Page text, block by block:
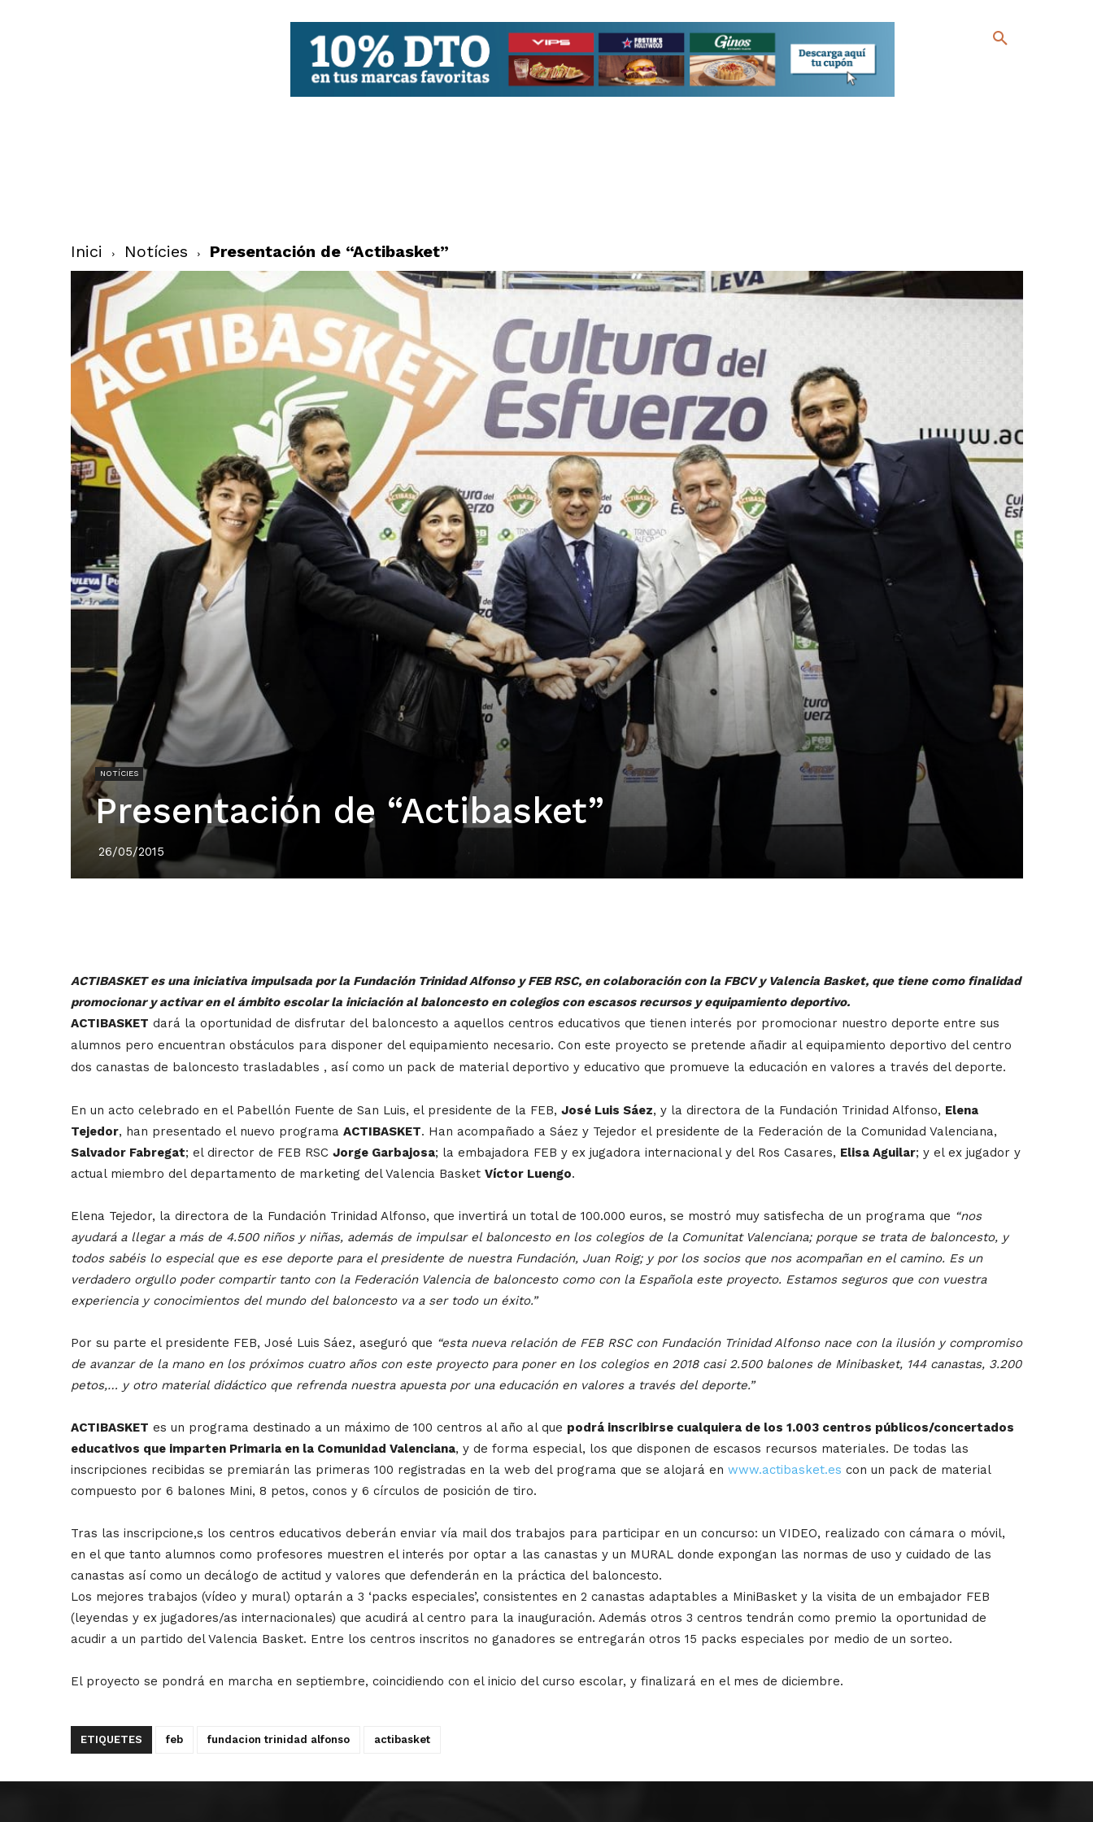
Inici Notícies Presentación de “Actibasket”
NOTÍCIES
Presentación de “Actibasket”
26/05/2015
ACTIBASKET es una iniciativa impulsada por la Fundación Trinidad Alfonso y FEB RSC, en colaboración con la FBCV y Valencia Basket, que tiene como finalidad
promocionar y activar en el ámbito escolar la iniciación al baloncesto en colegios con escasos recursos y equipamiento deportivo.
ACTIBASKET dará la oportunidad de disfrutar del baloncesto a aquellos centros educativos que tienen interés por promocionar nuestro deporte entre sus
alumnos pero encuentran obstáculos para disponer del equipamiento necesario. Con este proyecto se pretende añadir al equipamiento deportivo del centro
dos canastas de baloncesto trasladables , así como un pack de material deportivo y educativo que promueve la educación en valores a través del deporte.
En un acto celebrado en el Pabellón Fuente de San Luis, el presidente de la FEB, José Luis Sáez, y la directora de la Fundación Trinidad Alfonso, Elena
Tejedor, han presentado el nuevo programa ACTIBASKET. Han acompañado a Sáez y Tejedor el presidente de la Federación de la Comunidad Valenciana,
Salvador Fabregat; el director de FEB RSC Jorge Garbajosa; la embajadora FEB y ex jugadora internacional y del Ros Casares, Elisa Aguilar; y el ex jugador y
actual miembro del departamento de marketing del Valencia Basket Víctor Luengo.
Elena Tejedor, la directora de la Fundación Trinidad Alfonso, que invertirá un total de 100.000 euros, se mostró muy satisfecha de un programa que “nos
ayudará a llegar a más de 4.500 niños y niñas, además de impulsar el baloncesto en los colegios de la Comunitat Valenciana; porque se trata de baloncesto, y
todos sabéis lo especial que es ese deporte para el presidente de nuestra Fundación, Juan Roig; y por los socios que nos acompañan en el camino. Es un
verdadero orgullo poder compartir tanto con la Federación Valencia de baloncesto como con la Española este proyecto. Estamos seguros que con vuestra
experiencia y conocimientos del mundo del baloncesto va a ser todo un éxito.”
Por su parte el presidente FEB, José Luis Sáez, aseguró que “esta nueva relación de FEB RSC con Fundación Trinidad Alfonso nace con la ilusión y compromiso
de avanzar de la mano en los próximos cuatro años con este proyecto para poner en los colegios en 2018 casi 2.500 balones de Minibasket, 144 canastas, 3.200
petos,… y otro material didáctico que refrenda nuestra apuesta por una educación en valores a través del deporte.”
ACTIBASKET es un programa destinado a un máximo de 100 centros al año al que podrá inscribirse cualquiera de los 1.003 centros públicos/concertados
educativos que imparten Primaria en la Comunidad Valenciana, y de forma especial, los que disponen de escasos recursos materiales. De todas las
inscripciones recibidas se premiarán las primeras 100 registradas en la web del programa que se alojará en www.actibasket.es con un pack de material
compuesto por 6 balones Mini, 8 petos, conos y 6 círculos de posición de tiro.
Tras las inscripcione,s los centros educativos deberán enviar vía mail dos trabajos para participar en un concurso: un VIDEO, realizado con cámara o móvil,
en el que tanto alumnos como profesores muestren el interés por optar a las canastas y un MURAL donde expongan las normas de uso y cuidado de las
canastas así como un decálogo de actitud y valores que defenderán en la práctica del baloncesto.
Los mejores trabajos (vídeo y mural) optarán a 3 ‘packs especiales’, consistentes en 2 canastas adaptables a MiniBasket y la visita de un embajador FEB
(leyendas y ex jugadores/as internacionales) que acudirá al centro para la inauguración. Además otros 3 centros tendrán como premio la oportunidad de
acudir a un partido del Valencia Basket. Entre los centros inscritos no ganadores se entregarán otros 15 packs especiales por medio de un sorteo.
El proyecto se pondrá en marcha en septiembre, coincidiendo con el inicio del curso escolar, y finalizará en el mes de diciembre.
ETIQUETES feb fundacion trinidad alfonso actibasket